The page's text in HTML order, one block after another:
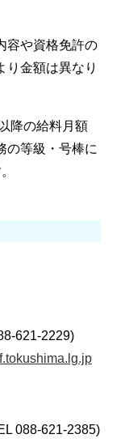
容や資格免許の
り金額は異なり
降の給料月額
の等級・号棒に
621-2229)
088-621-2385)